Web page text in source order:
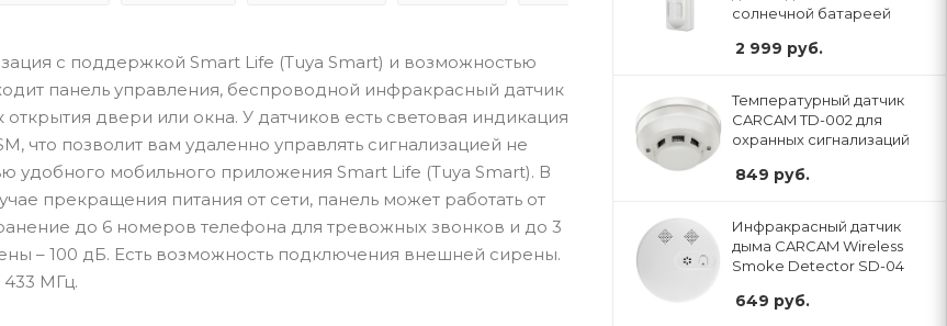
с поддержкой Smart Life (Tuya Smart) и возможностью
панель управления, беспроводной инфракрасный датчик
двери или окна. У датчиков есть световая индикация
что позволит вам удаленно управлять сигнализацией не
мобильного приложения Smart Life (Tuya Smart). В
прекращения питания от сети, панель может работать от
до 6 номеров телефона для тревожных звонков и до 3
– 100 дБ. Есть возможность подключения внешней сирены.
МГц.
солнечной батареей
2 999 руб.
Температурный датчик
CARCAM TD-002 для
охранных сигнализаций
849 руб.
Инфракрасный датчик
дыма CARCAM Wireless
Smoke Detector SD-04
649 руб.